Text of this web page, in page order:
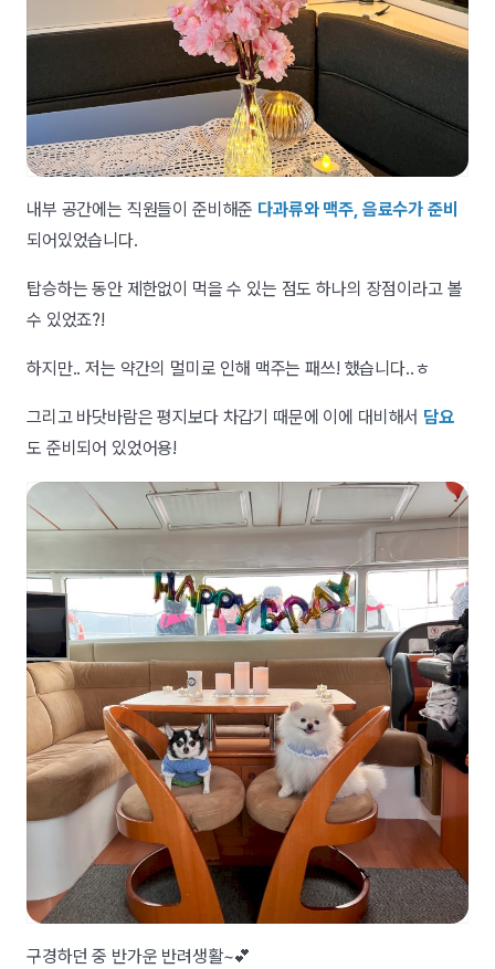
내부 공간에는 직원들이 준비해준 다과류와 맥주, 음료수가 준비
되어있었습니다.
탑승하는 동안 제한없이 먹을 수 있는 점도 하나의 장점이라고 볼
수 있었죠?!
하지만.. 저는 약간의 멀미로 인해 맥주는 패쓰! 했습니다..ㅎ
그리고 바닷바람은 평지보다 차갑기 때문에 이에 대비해서 담요
도 준비되어 있었어용!
구경하던 중 반가운 반려생활~💕